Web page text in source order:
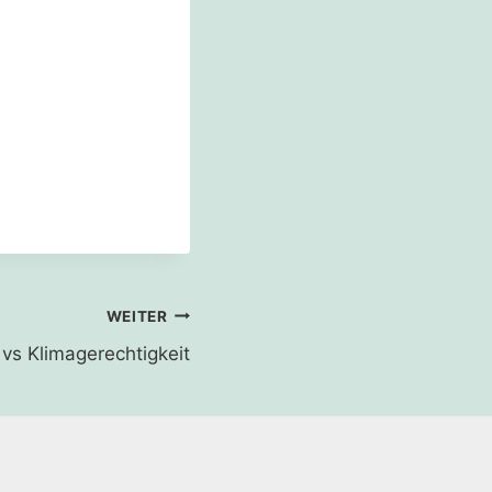
WEITER
Klimagerechtigkeit